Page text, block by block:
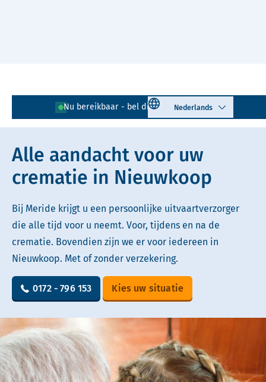
Nu bereikbaar - bel direct! 0172 - 796 153
Select language
Lees voor Uitleg woorden
Simpele tekst
Alle aandacht voor uw
crematie in Nieuwkoop
Bij Meride krijgt u een persoonlijke uitvaartverzorger
die alle tijd voor u neemt. Voor, tijdens en na de
crematie. Bovendien zijn we er voor iedereen in
Nieuwkoop. Met of zonder verzekering.
0172 - 796 153 Kies uw situatie